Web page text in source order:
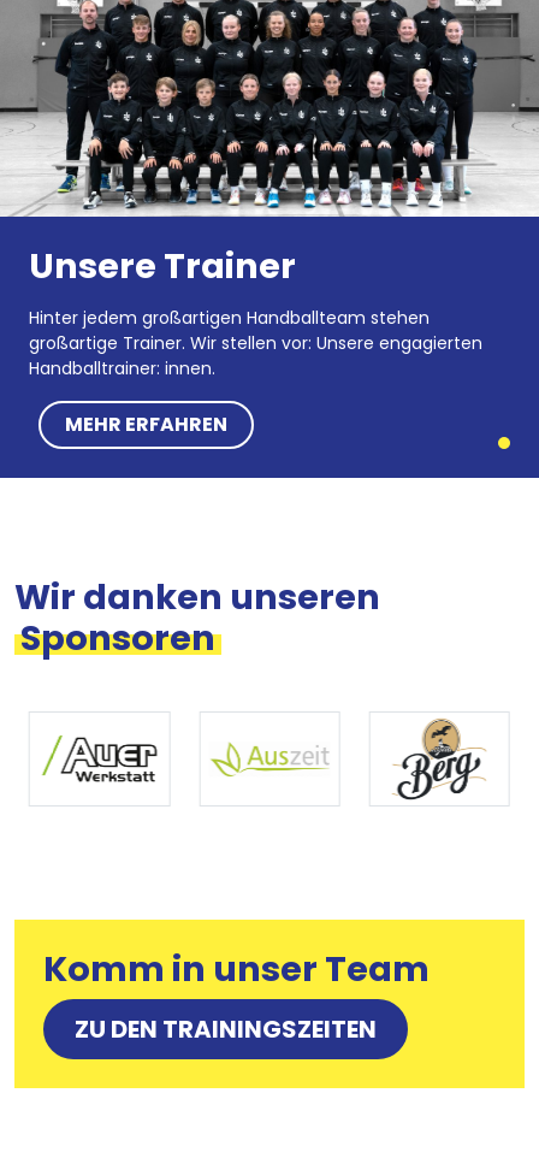
Unsere Trainer
Hinter jedem großartigen Handballteam stehen
großartige Trainer. Wir stellen vor: Unsere engagierten
Handballtrainer: innen.
MEHR ERFAHREN
Wir danken unseren
Sponsoren
Komm in unser Team
ZU DEN TRAININGSZEITEN